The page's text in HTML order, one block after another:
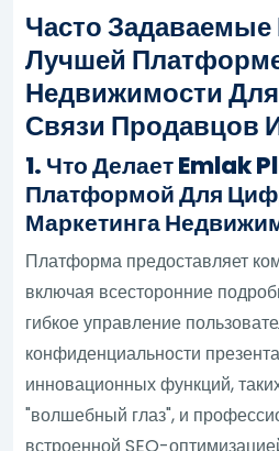
Часто
Лучшей
Недвижимости
Связи Продавцов
1. Что Делает Emlak
Платформой Для
Маркетинга
Платформа предоставляет
включая всесторонние
гибкое управление
конфиденциальности
инновационных функций,
"волшебный глаз", и
встроенной SEO-